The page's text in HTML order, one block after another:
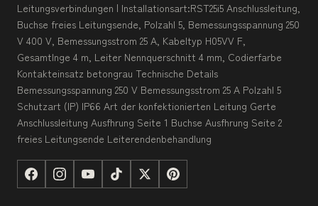
Leitungsverbindungen | Installationsart:RST25i5 Anschlussleitung,
Buchse freies Leitungsende, Polzahl 5, Bemessungsspannung 250
V 400 V, Bemessungsstrom 25 A, Kabeltyp H05VV F,
Gesamtlnge 4 m, Leiter Nennquerschnitt 4 mm, Codierfarbe
Kontakteinsatz betongrau Technische Details
Bemessungsspannung 250 V Bemessungsstrom 25 A Polzahl 5
Schutzart (IP) IP66 Art der konfektionierten Leitung Gerte
Anschlussleitung Ausfhrung Seite 1 Buchse Ausfhrung Seite 2
freies Leitungsende Leiterendenbehandlung